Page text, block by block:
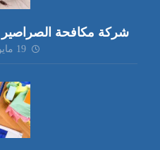
شركة مكافحة الصراصير في
19 مايو، 2025